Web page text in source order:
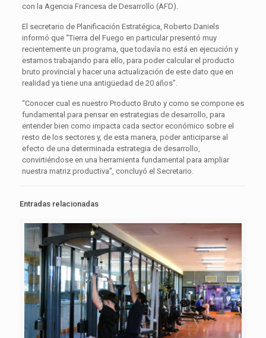
con la Agencia Francesa de Desarrollo (AFD).
El secretario de Planificación Estratégica, Roberto Daniels
informó que “Tierra del Fuego en particular presentó muy
recientemente un programa, que todavía no está en ejecución y
estamos trabajando para ello, para poder calcular el producto
bruto provincial y hacer una actualización de este dato que en
realidad ya tiene una antigüedad de 20 años”.
“Conocer cual es nuestro Producto Bruto y como se compone es
fundamental para pensar en estrategias de desarrollo, para
entender bien como impacta cada sector económico sobre el
resto de los sectores y, de esta manera, poder anticiparse al
efecto de una determinada estrategia de desarrollo,
convirtiéndose en una herramienta fundamental para ampliar
nuestra matriz productiva”, concluyó el Secretario.
Entradas relacionadas